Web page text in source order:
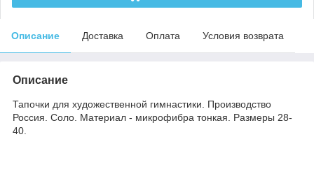
Описание Доставка Оплата Условия возврата
Описание
Тапочки для художественной гимнастики. Производство
Россия. Соло. Материал - микрофибра тонкая. Размеры 28-
40.